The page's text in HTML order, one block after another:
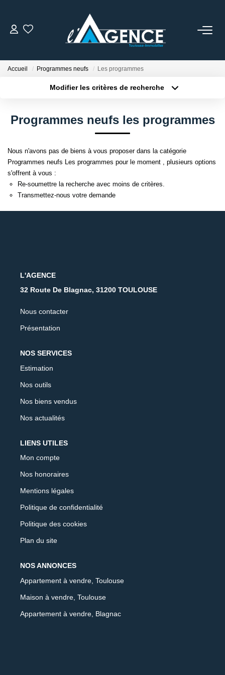
Qui Sommes Nous
Nos Conseillers
NOS OFFRES
NOS BIENS VENDUS
ESTIMATION
Accueil Programmes neufs Les programmes
Modifier les critères de recherche
Surface min Budget max
Plus de critères Créer une alerte
Programmes neufs les programmes
Nous n'avons pas de biens à vous proposer dans la catégorie
Programmes neufs Les programmes pour le moment , plusieurs options
s'offrent à vous :
Re-soumettre la recherche avec moins de critères.
Transmettez-nous votre demande
L'AGENCE
32 Route De Blagnac, 31200 TOULOUSE
Nous contacter
Présentation
NOS SERVICES
Estimation
Nos outils
Nos biens vendus
Nos actualités
LIENS UTILES
Mon compte
Nos honoraires
Mentions légales
Politique de confidentialité
Politique des cookies
Plan du site
NOS ANNONCES
Appartement à vendre, Toulouse
Maison à vendre, Toulouse
Appartement à vendre, Blagnac